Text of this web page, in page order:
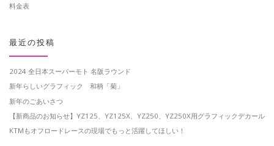
料金表
最近の投稿
2024 全日本スーパーモト 名阪ラウンド
新年らしいグラフィック 和柄「菊」
新年のごあいさつ
【新商品のお知らせ】YZ125、YZ125X、YZ250、YZ250X用グラフィックデカール
KTMもオフロードレースの現場でもっと活躍してほしい！